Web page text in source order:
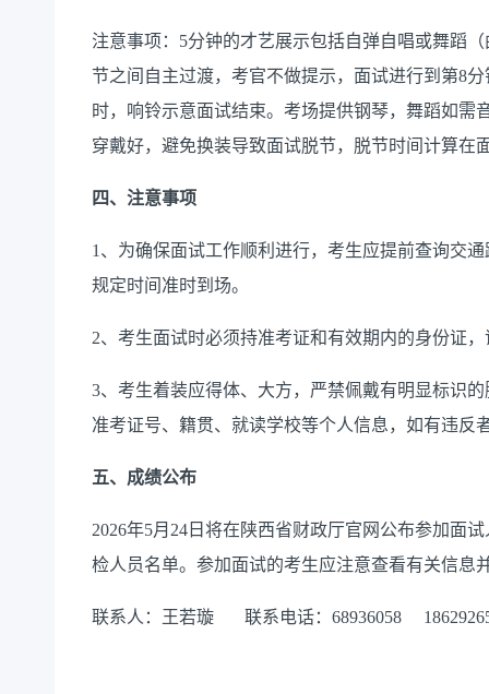
注意事项：5分钟的才艺展示包括自弹自唱或舞蹈
节之间自主过渡，考官不做提示，面试进行到第8
时，响铃示意面试结束。考场提供钢琴，舞蹈如
穿戴好，避免换装导致面试脱节，脱节时间计算在
四、注意事项
1、为确保面试工作顺利进行，考生应提前查询交
规定时间准时到场。
2、考生面试时必须持准考证和有效期内的身份证
3、考生着装应得体、大方，严禁佩戴有明显标识
准考证号、籍贯、就读学校等个人信息，如有违反
五、成绩公布
2026年5月24日将在陕西省财政厅官网公布参加面
检人员名单。参加面试的考生应注意查看有关信息
联系人：王若璇 联系电话